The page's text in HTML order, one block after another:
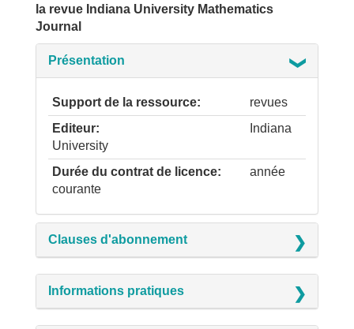
la revue Indiana University Mathematics
Journal
Présentation
Support de la ressource
revues
Editeur
Indiana
University
Durée du contrat de licence
année
courante
Clauses d'abonnement
Informations pratiques